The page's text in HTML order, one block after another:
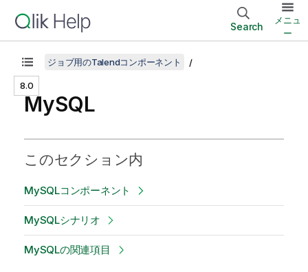
Search
メニュ
ー
8.0
ジョブ用のTalendコンポーネント
MySQL
このセクション内
MySQLコンポーネント
MySQLシナリオ
MySQLの関連項目